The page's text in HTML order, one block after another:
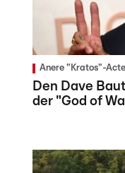
Anere "Kratos"-
Den Dave
der "God of